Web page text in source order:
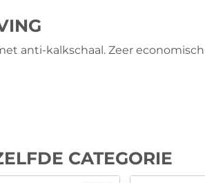
anti-kalkschaal. Zeer
CATEGORIE